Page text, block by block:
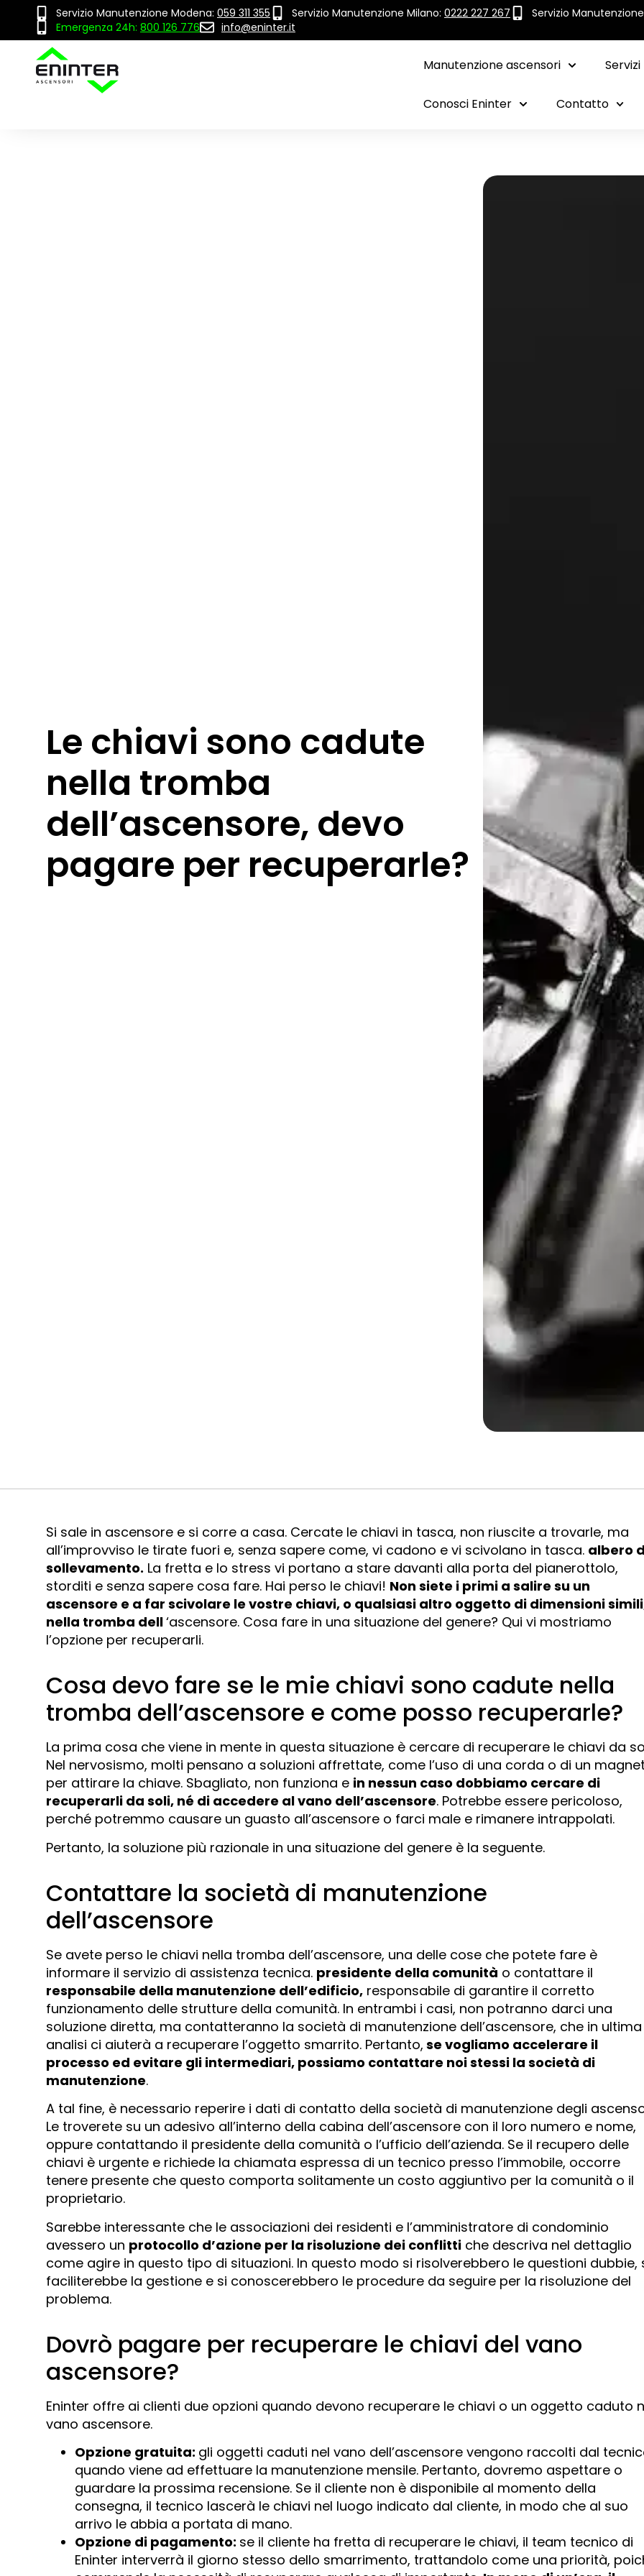
Servizio Manutenzione Modena: 059 311 355 Servizio Manutenzione Milano: 0222 227 267
Servizio
Emergenza 24h: 800 126 776 info@eninter.it
Manutenzione ascensori Servizi
Conosci Eninter Contatto
Le chiavi sono cadute
nella tromba
dell’ascensore, devo
pagare per recuperarle?
Si sale in ascensore e si corre a casa. Cercate le chiavi in tasca, non riuscite a trovarle, ma
all’improvviso le tirate fuori e, senza sapere come, vi cadono e vi scivolano in tasca. albero
sollevamento. La fretta e lo stress vi portano a stare davanti alla porta del pianerottolo,
storditi e senza sapere cosa fare. Hai perso le chiavi! Non siete i primi a salire su un
ascensore e a far scivolare le vostre chiavi, o qualsiasi altro oggetto di dimensioni
nella tromba dell‘ascensore. Cosa fare in una situazione del genere? Qui vi mostriamo
l’opzione per recuperarli.
Cosa devo fare se le mie chiavi sono cadute nella
tromba dell’ascensore e come posso recuperarle?
La prima cosa che viene in mente in questa situazione è cercare di recuperare le chiavi da
Nel nervosismo, molti pensano a soluzioni affrettate, come l’uso di una corda o di un
per attirare la chiave. Sbagliato, non funziona e in nessun caso dobbiamo cercare di
recuperarli da soli, né di accedere al vano dell’ascensore. Potrebbe essere pericoloso,
perché potremmo causare un guasto all’ascensore o farci male e rimanere intrappolati.
Pertanto, la soluzione più razionale in una situazione del genere è la seguente.
Contattare la società di manutenzione
dell’ascensore
Se avete perso le chiavi nella tromba dell’ascensore, una delle cose che potete fare è
informare il servizio di assistenza tecnica. presidente della comunità o contattare il
responsabile della manutenzione dell’edificio, responsabile di garantire il corretto
funzionamento delle strutture della comunità. In entrambi i casi, non potranno darci una
soluzione diretta, ma contatteranno la società di manutenzione dell’ascensore, che in ultima
analisi ci aiuterà a recuperare l’oggetto smarrito. Pertanto, se vogliamo accelerare il
processo ed evitare gli intermediari, possiamo contattare noi stessi la società di
manutenzione.
A tal fine, è necessario reperire i dati di contatto della società di manutenzione degli
Le troverete su un adesivo all’interno della cabina dell’ascensore con il loro numero e nome,
oppure contattando il presidente della comunità o l’ufficio dell’azienda. Se il recupero delle
chiavi è urgente e richiede la chiamata espressa di un tecnico presso l’immobile, occorre
tenere presente che questo comporta solitamente un costo aggiuntivo per la comunità o il
proprietario.
Sarebbe interessante che le associazioni dei residenti e l’amministratore di condominio
avessero un protocollo d’azione per la risoluzione dei conflitti che descriva nel dettaglio
come agire in questo tipo di situazioni. In questo modo si risolverebbero le questioni dubbie,
faciliterebbe la gestione e si conoscerebbero le procedure da seguire per la risoluzione del
problema.
Dovrò pagare per recuperare le chiavi del vano
ascensore?
Eninter offre ai clienti due opzioni quando devono recuperare le chiavi o un oggetto caduto
vano ascensore.
Opzione gratuita: gli oggetti caduti nel vano dell’ascensore vengono raccolti dal
quando viene ad effettuare la manutenzione mensile. Pertanto, dovremo aspettare o
guardare la prossima recensione. Se il cliente non è disponibile al momento della
consegna, il tecnico lascerà le chiavi nel luogo indicato dal cliente, in modo che al suo
arrivo le abbia a portata di mano.
Opzione di pagamento: se il cliente ha fretta di recuperare le chiavi, il team tecnico di
Eninter interverrà il giorno stesso dello smarrimento, trattandolo come una priorità,